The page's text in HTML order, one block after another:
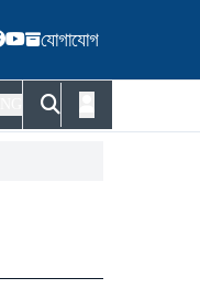
যোগাযোগ